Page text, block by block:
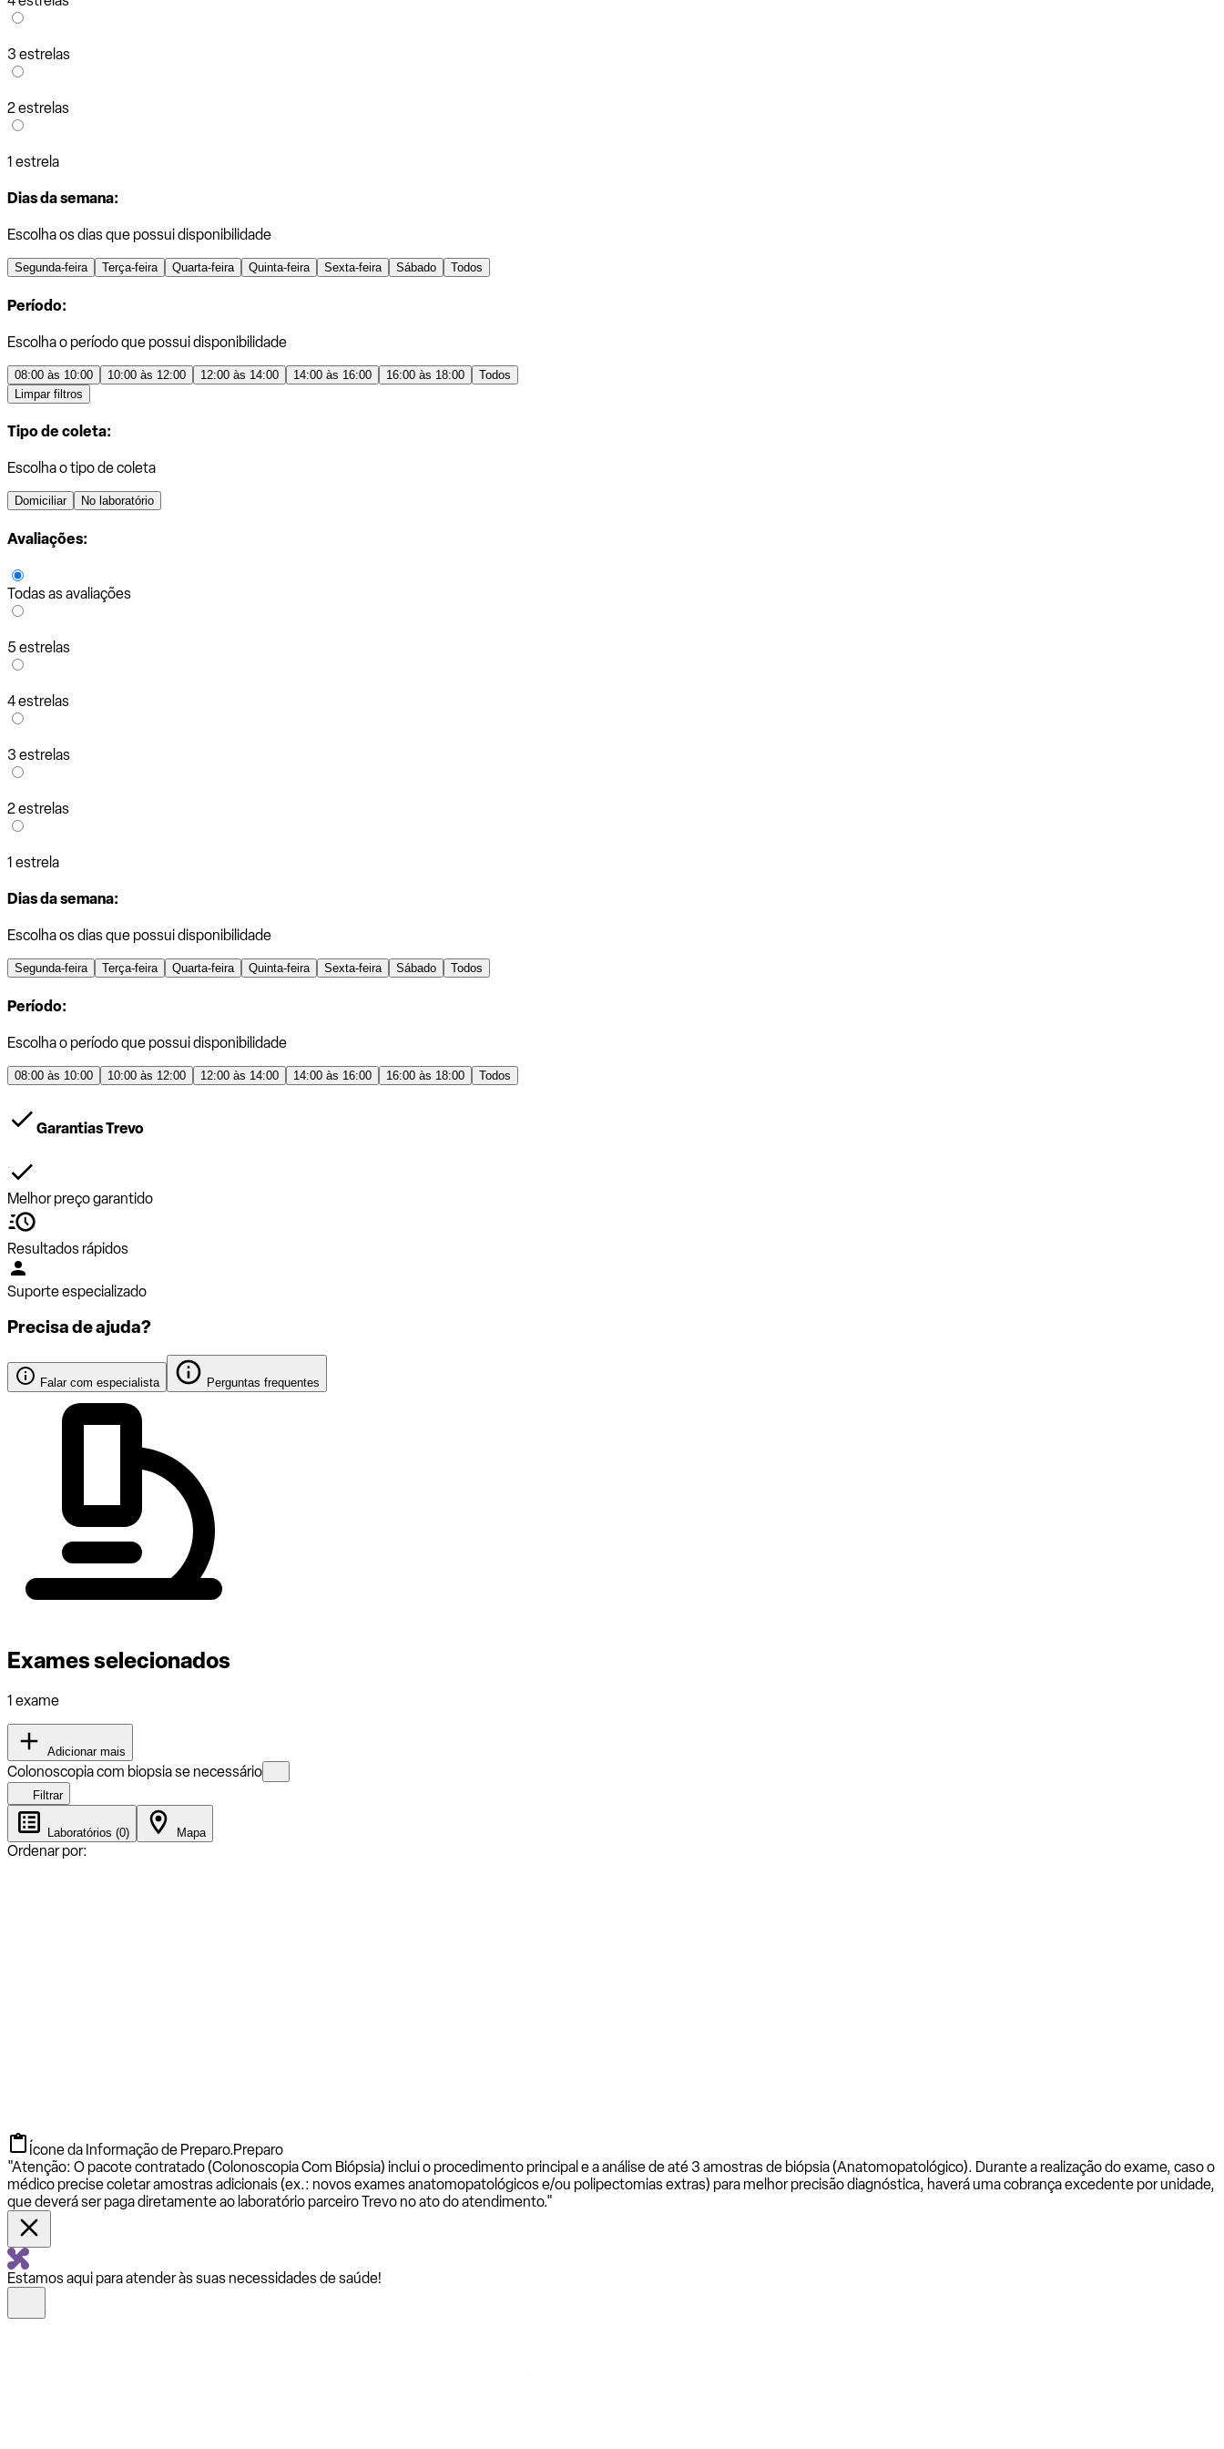
3 estrelas
2 estrelas
1 estrela
Dias da semana:
Escolha os dias que possui disponibilidade
Segunda-feira Terça-feira Quarta-feira Quinta-feira Sexta-feira Sábado Todos
Período:
Escolha o período que possui disponibilidade
08:00 às 10:00 10:00 às 12:00 12:00 às 14:00 14:00 às 16:00 16:00 às 18:00
Todos
Limpar filtros
Tipo de coleta:
Escolha o tipo de coleta
Domiciliar No laboratório
Avaliações:
Todas as avaliações
5 estrelas
4 estrelas
3 estrelas
2 estrelas
1 estrela
Dias da semana:
Escolha os dias que possui disponibilidade
Segunda-feira Terça-feira Quarta-feira Quinta-feira Sexta-feira Sábado Todos
Período:
Escolha o período que possui disponibilidade
08:00 às 10:00 10:00 às 12:00 12:00 às 14:00 14:00 às 16:00 16:00 às 18:00 Todos
Garantias Trevo
Melhor preço garantido
Resultados rápidos
Suporte especializado
Precisa de ajuda?
Falar com especialista Perguntas frequentes
Exames selecionados
1 exame
Adicionar mais
Colonoscopia com biopsia se necessário
Filtrar
Laboratórios (0) Mapa
Ordenar por:
Ícone da Informação de Preparo.Preparo
"Atenção: O pacote contratado (Colonoscopia Com Biópsia) inclui o procedimento principal e a análise de até 3 amostras de biópsia (Anatomopatológico). Durante a realização do exame, caso o
médico precise coletar amostras adicionais (ex.: novos exames anatomopatológicos e/ou polipectomias extras) para melhor precisão diagnóstica, haverá uma cobrança excedente por unidade,
que deverá ser paga diretamente ao laboratório parceiro Trevo no ato do atendimento."
Estamos aqui para atender às suas necessidades de saúde!